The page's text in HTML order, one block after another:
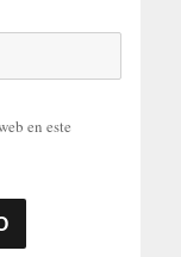
en este